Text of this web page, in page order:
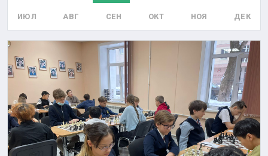
ИЮЛ АВГ СЕН ОКТ НОЯ ДЕК